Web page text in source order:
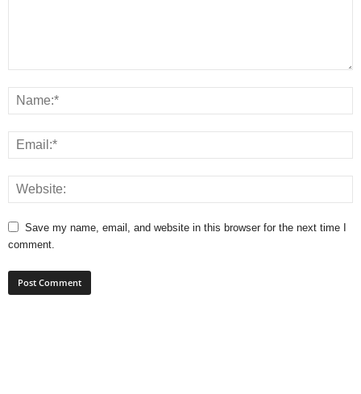
Save my name, email, and website in this browser for the next time I
comment.